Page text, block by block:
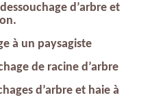
d’arbre et
à un paysagiste
de racine d’arbre
d’arbre et haie à